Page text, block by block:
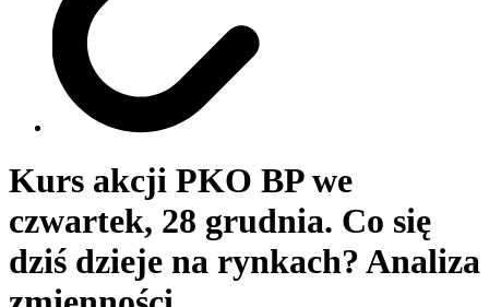
Kurs akcji PKO BP we
czwartek, 28 grudnia. Co się
dziś dzieje na rynkach? Analiza